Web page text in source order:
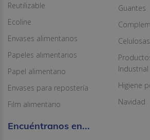
Reutilizable
Ecoline
Envases alimentarios
Papeles alimentarios
Papel alimentario
Envases para repostería
Film alimentario
Guantes
Celulosas
Industrial
Higiene
Navidad
Encuéntranos en...